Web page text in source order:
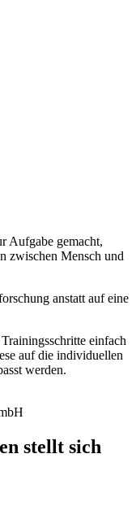
Aufgabe gemacht,
zwischen Mensch und
anstatt auf eine
einfach
auf die individuellen
werden.
stellt sich